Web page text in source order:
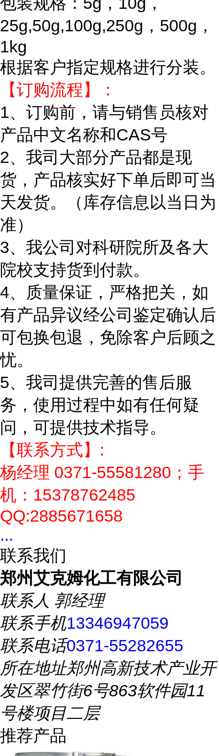
25g,50g,100g,250g，500g，
1kg
根据客户指定规格进行分装。
【订购流程】：
1、订购前，请与销售员核对
产品中文名称和CAS号
2、我司大部分产品都是现
货，产品核实好下单后即可当
天发货。（库存信息以当日为
准）
3、我公司对科研院所及各大
院校支持货到付款。
4、质量保证，严格把关，如
有产品异议经公司鉴定确认后
可包换包退，免除客户后顾之
忧。
5、我司提供完善的售后服
务，使用过程中如有任何疑
问，可提供技术指导。
【联系方式】:
杨经理 0371-55581280；手
机：15378762485
QQ:2885671658
...
联系我们
郑州艾克姆化工有限公司
联系人 郭经理
联系手机13346947059
联系电话0371-55282655
所在地址郑州高新技术产业开
发区翠竹街6号863软件园11
号楼项目二层
推荐产品